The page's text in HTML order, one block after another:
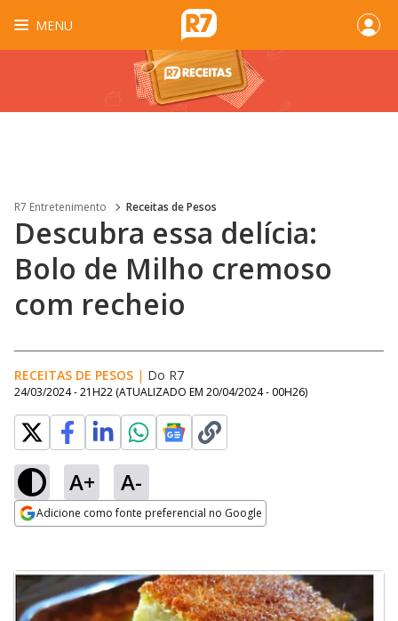
MENU
R7 Entretenimento Receitas de Pesos
Descubra essa delícia:
Bolo de Milho cremoso
com recheio
RECEITAS DE PESOS | Do R7
24/03/2024 - 21H22 (ATUALIZADO EM 20/04/2024 - 00H26)
A+ A-
Adicione como fonte preferencial no Google